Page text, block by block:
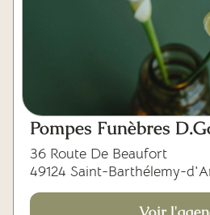
Pompes Funèbres
36 Route De Beaufort
49124 Saint-Barthélemy-